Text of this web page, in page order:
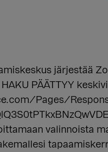
järjestää
PÄÄTTYY
Pages/
valinnoista